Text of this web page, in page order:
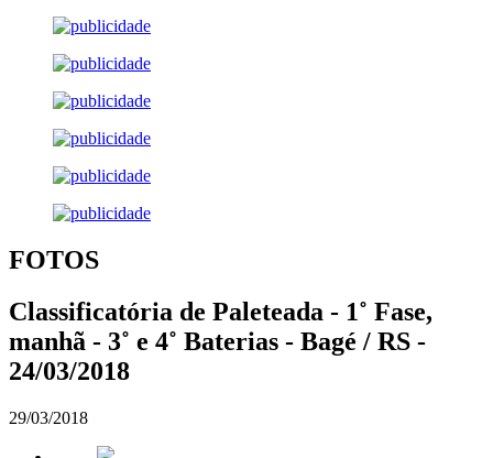
FOTOS
Classificatória de Paleteada - 1˚ Fase,
manhã - 3˚ e 4˚ Baterias - Bagé / RS -
24/03/2018
29/03/2018